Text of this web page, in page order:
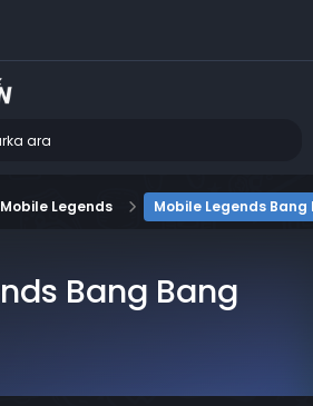
Mobile Legends Mobile Legends
Bang Bang